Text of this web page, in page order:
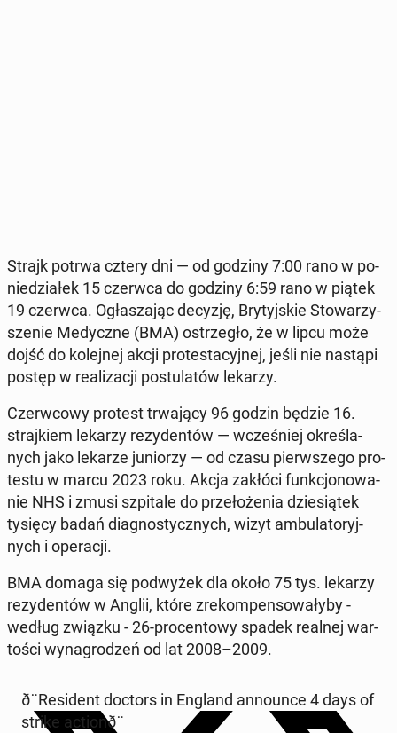
Strajk potrwa cztery dni — od godziny 7:00 rano w po­
nie­dzia­łek 15 czerwca do godziny 6:59 rano w piątek
19 czerwca. Ogła­sza­jąc decyzję, Bry­tyj­skie Sto­wa­rzy­
sze­nie Me­dycz­ne (BMA) ostrze­gło, że w lipcu może
dojść do ko­lej­nej akcji pro­te­sta­cyj­nej, jeśli nie nastąpi
postęp w re­ali­za­cji po­stu­la­tów lekarzy.
Czerw­co­wy protest trwa­ją­cy 96 godzin będzie 16.
straj­kiem lekarzy re­zy­den­tów — wcze­śniej okre­śla­
nych jako lekarze ju­nio­rzy — od czasu pierw­sze­go pro­
te­stu w marcu 2023 roku. Akcja zakłóci funk­cjo­no­wa­
nie NHS i zmusi szpi­ta­le do prze­ło­że­nia dzie­sią­tek
tysięcy badań dia­gno­stycz­nych, wizyt am­bu­la­to­ryj­
nych i ope­ra­cji.
BMA domaga się pod­wy­żek dla około 75 tys. lekarzy
re­zy­den­tów w Anglii, które zre­kom­pen­so­wa­ły­by -
według związku - 26-pro­cen­to­wy spadek realnej war­
to­ści wy­na­gro­dzeń od lat 2008–2009.
ð¨Re­si­dent doctors in England an­no­un­ce 4 days of
strike ac­tio­nð¨